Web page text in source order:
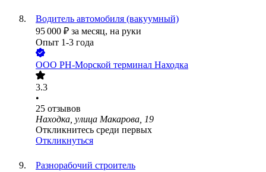
Водитель автомобиля (вакуумный)
95 000 ₽ за месяц, на руки
Опыт 1-3 года
ООО РН-Морской терминал Находка
3.3
•
25 отзывов
Находка, улица Макарова, 19
Откликнитесь среди первых
Откликнуться
Разнорабочий строитель